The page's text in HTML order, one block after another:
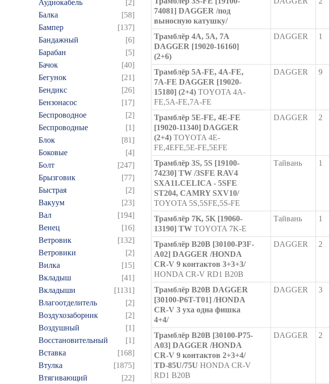
Аудиокабель
[2]
Балка
[58]
Бампер
[137]
Бандажный
[6]
Барабан
[5]
Бачок
[40]
Бегунок
[21]
Бендикс
[26]
Бензонасос
[17]
Беспроводное
[2]
Беспроводные
[1]
Блок
[81]
Боковые
[4]
Болт
[247]
Брызговик
[77]
Быстрая
[2]
Вакуум
[23]
Вал
[194]
Венец
[16]
Ветровик
[132]
Ветровики
[2]
Вилка
[15]
Вкладыш
[41]
Вкладыши
[1131]
Влагоотделитель
[2]
Воздухозаборник
[2]
Воздушный
[1]
Восстановительный
[1]
Вставка
[168]
Втулка
[1875]
Втягивающий
[22]
74081] DAGGER /под
выносную катушку/
Трамблёр 4A, 5A, 7A
DAGGER [19020-16160]
(2+6)
DAGGER 1
Трамблёр 5A-FE, 4A-FE,
7A-FE DAGGER [19020-
15180] (2+4) TOYOTA 4A-
FE,5A-FE,7A-FE
DAGGER 9
Трамблёр 5E-FE, 4E-FE
[19020-11340] DAGGER
(2+4) TOYOTA 4E-
FE,4EFE,5E-FE,5EFE
DAGGER 2
Трамблёр 3S, 5S [19100-
74230] TW /3SFE RAV4
SXA11.CELICA - 5SFE
ST204, CAMRY SXV10/
TOYOTA 5S,5SFE,5S-FE
Тайвань 1
Трамблёр 7K, 5K [19060-
13190] TW TOYOTA 7K-E
Тайвань 1
Трамблёр B20B [30100-P3F-
A02] DAGGER /HONDA
CR-V 9 контактов 3+3+3/
HONDA CR-V RD1 B20B
DAGGER 2
Трамблёр B20B DAGGER
[30100-P6T-T01] /HONDA
CR-V 3 уха одна фишка
4+4/
DAGGER 3
Трамблёр B20B [30100-P75-
A03] DAGGER /HONDA
CR-V 9 контактов 2+3+4/
TD-85U/75U HONDA CR-V
RD1 B20B
DAGGER 2